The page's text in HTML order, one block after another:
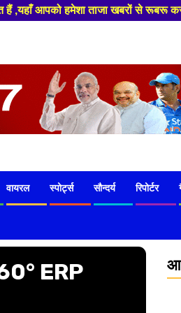
से रूबरू कराया जाएगा , खबर ओर
वायरल स्पोर्ट्स सौन्दर्य रिपोर्टर
ERP